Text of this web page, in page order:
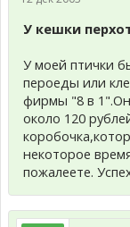
У кешки
У моей птички
пероеды или
фирмы "8 в
около 120
некоторое
пожалеете.